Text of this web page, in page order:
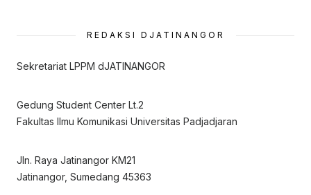
REDAKSI DJATINANGOR
Sekretariat LPPM dJATINANGOR
Gedung Student Center Lt.2
Fakultas Ilmu Komunikasi Universitas Padjadjaran
Jln. Raya Jatinangor KM21
Jatinangor, Sumedang 45363